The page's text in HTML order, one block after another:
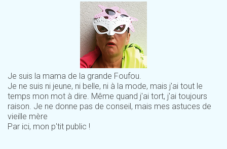
Je suis la mama de la grande Foufou.
Je ne suis ni jeune, ni belle, ni à la mode, mais j'ai tout le
temps mon mot à dire. Même quand j'ai tort, j'ai toujours
raison. Je ne donne pas de conseil, mais mes astuces de
vieille mère
Par ici, mon p'tit public !